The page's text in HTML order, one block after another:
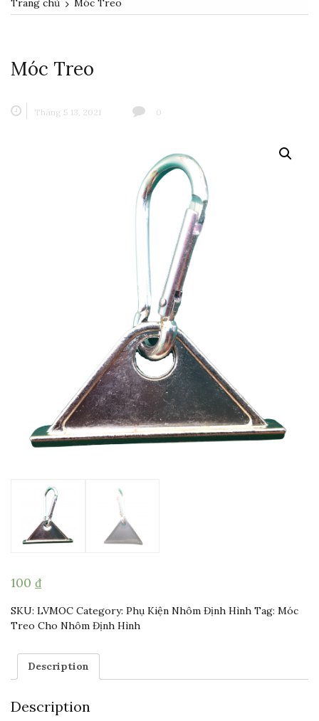
Móc Treo
Tháng 5 13, 2021 0
100 ₫
SKU: LVMOC Category: Phụ Kiện Nhôm Định Hình Tag: Móc
Treo Cho Nhôm Định Hình
Description
Description